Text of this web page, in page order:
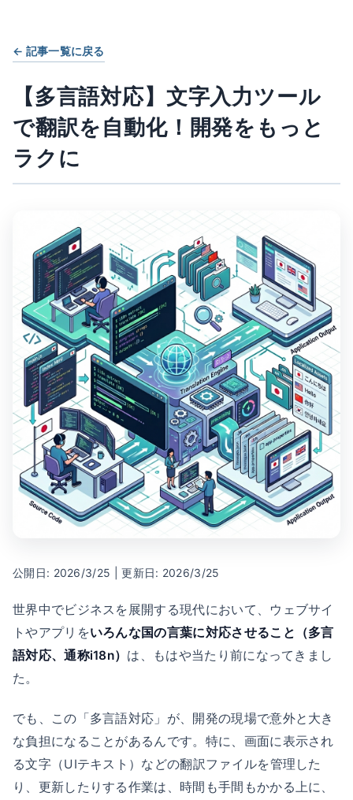
← 記事一覧に戻る
【多言語対応】文字入力ツール
で翻訳を自動化！開発をもっと
ラクに
公開日: 2026/3/25 | 更新日: 2026/3/25
世界中でビジネスを展開する現代において、ウェブサイ
トやアプリをいろんな国の言葉に対応させること（多言
語対応、通称i18n） は、もはや当たり前になってきまし
た。
でも、この「多言語対応」が、開発の現場で意外と大き
な負担になることがあるんです。特に、画面に表示され
る文字（UIテキスト）などの翻訳ファイルを管理した
り、更新したりする作業は、時間も手間もかかる上に、